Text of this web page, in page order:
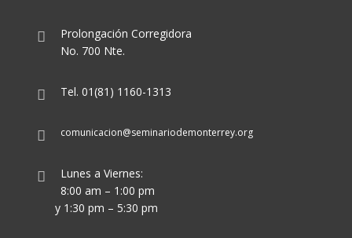
Prolongación Corregidora
No. 700 Nte.
Tel. 01(81) 1160-1313
comunicacion@seminariodemonterrey.org
Lunes a Viernes:
8:00 am – 1:00 pm
y 1:30 pm – 5:30 pm